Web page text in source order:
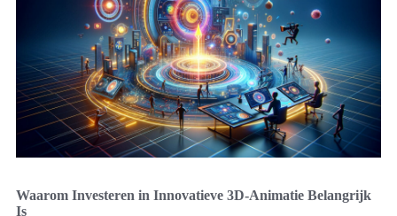
Waarom Investeren in Innovatieve 3D-Animatie Belangrijk
Is